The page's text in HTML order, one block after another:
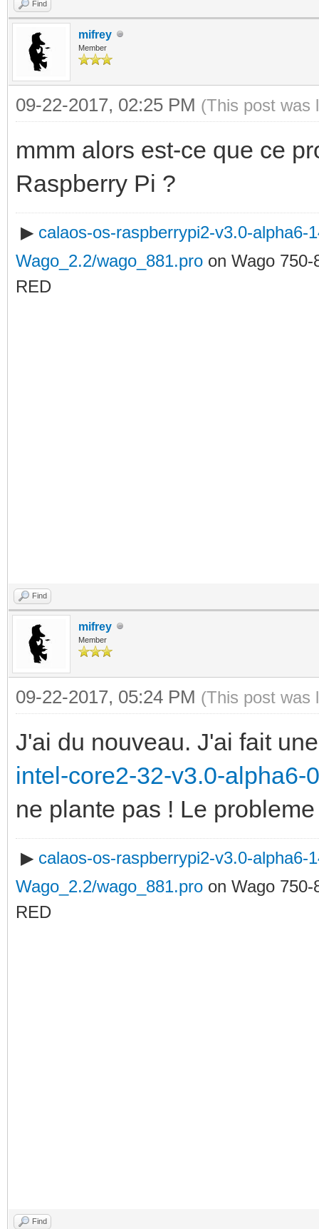
Find
mifrey
Member
09-22-2017, 02:25 PM (This post was
mmm alors est-ce que ce
Raspberry Pi ?
▶ calaos-os-raspberrypi2-v3.0-alpha6-
Wago_2.2/wago_881.pro on Wago 750-
RED
Find
mifrey
Member
09-22-2017, 05:24 PM (This post was
J'ai du nouveau. J'ai fait
intel-core2-32-v3.0-alpha6-
ne plante pas ! Le
▶ calaos-os-raspberrypi2-v3.0-alpha6-
Wago_2.2/wago_881.pro on Wago 750-
RED
Find